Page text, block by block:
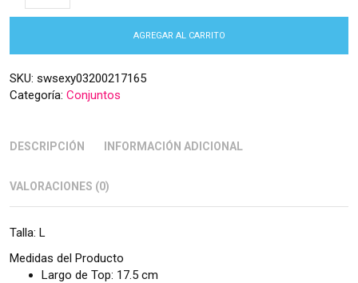
AGREGAR AL CARRITO
SKU: swsexy03200217165
Categoría: Conjuntos
DESCRIPCIÓN INFORMACIÓN ADICIONAL
VALORACIONES (0)
Talla: L
Medidas del Producto
Largo de Top: 17.5 cm